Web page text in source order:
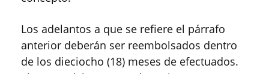
Los adelantos a que se refiere el párrafo
anterior deberán ser reembolsados dentro
de los dieciocho (18) meses de efectuados.